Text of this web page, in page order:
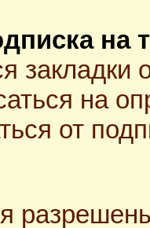
на
закладки
на
от